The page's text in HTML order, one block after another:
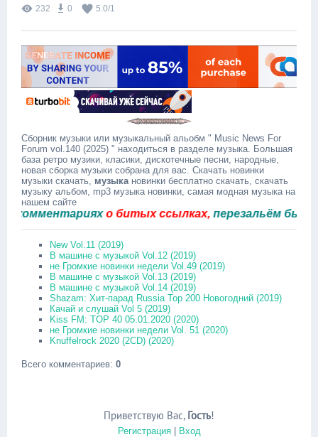
232
0 5.0/1
Сборник музыки или музыкальный альобм " Music News For
Forum vol.140 (2025) " находиться в разделе музыка. Большая
база ретро музики, класики, дискотечные песни, народные,
новая сборка музыки собрана для вас. Скачать новинки
музыки скачать, музыкановинки бесплатно скачать, скачать
музыку альбом, mp3 музыка новинки, самая модная музыка на
нашем сайте
о битых ссылках,перезальём быстро.
New Vol.11 (2019)
В машине с музыкой Vol.12 (2019)
не Громкие новинки недели Vol.49 (2019)
В машине с музыкой Vol.13 (2019)
В машине с музыкой Vol.14 (2019)
Shazam: Хит-парад Russia Top 200 Новогодний (2019)
Качай и слушай Vol 5 (2019)
Kiss FM: TOP 40 05.01.2020 (2020)
не Громкие новинки недели Vol. 51 (2020)
Knuffelrock 2020 (2CD) (2020)
Всего комментариев: 0
Приветствую Вас, Гость!
Регистрация| Вход